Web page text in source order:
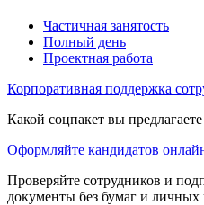
Частичная занятость
Полный день
Проектная работа
Корпоративная поддержка
Какой соцпакет вы
Оформляйте кандидатов
Проверяйте сотрудников и
документы без бумаг и личных